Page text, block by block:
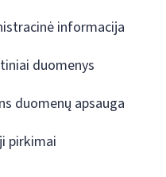
informacija
duomenys
duomenų apsauga
pirkimai